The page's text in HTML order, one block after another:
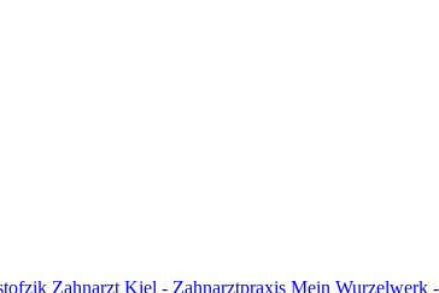
Zahnarzt Kiel - Zahnarztpraxis Mein Wurzelwerk